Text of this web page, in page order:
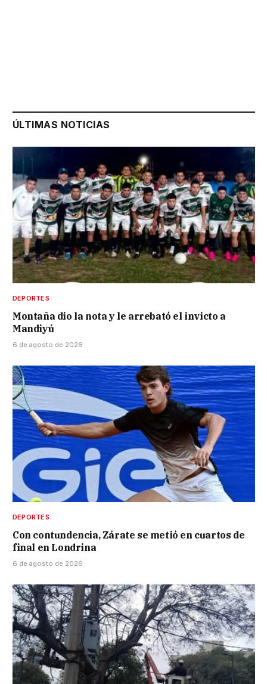
ÚLTIMAS NOTICIAS
DEPORTES
Montaña dio la nota y le arrebató el invicto a
Mandiyú
6 de agosto de 2026
DEPORTES
Con contundencia, Zárate se metió en cuartos de
final en Londrina
6 de agosto de 2026